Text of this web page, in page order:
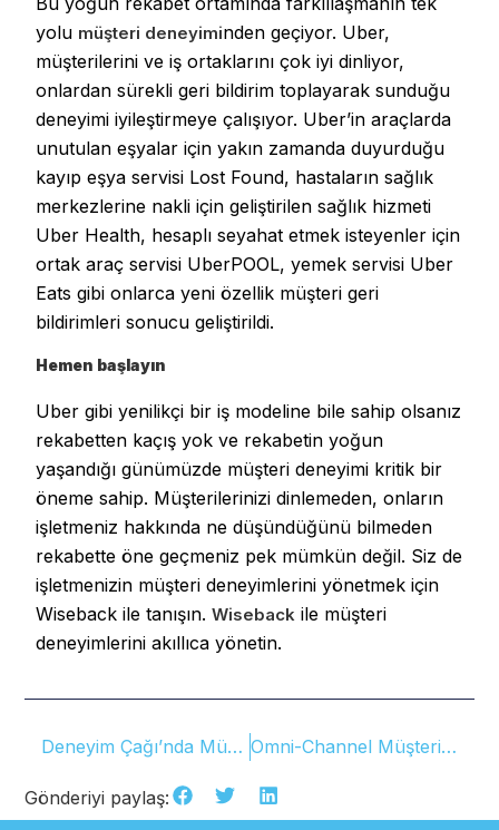
yolu müşteri deneyiminden geçiyor. Uber,
müşterilerini ve iş ortaklarını çok iyi dinliyor,
onlardan sürekli geri bildirim toplayarak sunduğu
deneyimi iyileştirmeye çalışıyor. Uber’in araçlarda
unutulan eşyalar için yakın zamanda duyurduğu
kayıp eşya servisi Lost Found, hastaların sağlık
merkezlerine nakli için geliştirilen sağlık hizmeti
Uber Health, hesaplı seyahat etmek isteyenler için
ortak araç servisi UberPOOL, yemek servisi Uber
Eats gibi onlarca yeni özellik müşteri geri
bildirimleri sonucu geliştirildi.
Hemen başlayın
Uber gibi yenilikçi bir iş modeline bile sahip olsanız
rekabetten kaçış yok ve rekabetin yoğun
yaşandığı günümüzde müşteri deneyimi kritik bir
öneme sahip. Müşterilerinizi dinlemeden, onların
işletmeniz hakkında ne düşündüğünü bilmeden
rekabette öne geçmeniz pek mümkün değil. Siz de
işletmenizin müşteri deneyimlerini yönetmek için
Wiseback ile tanışın.Wiseback ile müşteri
deneyimlerini akıllıca yönetin.
Deneyim Çağı’nda Müşteri Deneyimlerini Yönetin Omni-Channel Müşteri Deneyimi
Gönderiyi paylaş: